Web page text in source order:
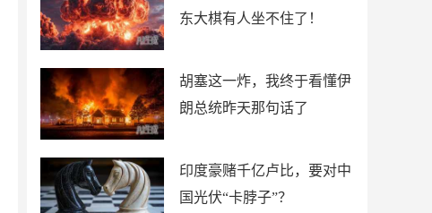
东大棋有人坐不住了！
胡塞这一炸，我终于看懂伊
朗总统昨天那句话了
印度豪赌千亿卢比，要对中
国光伏“卡脖子”？